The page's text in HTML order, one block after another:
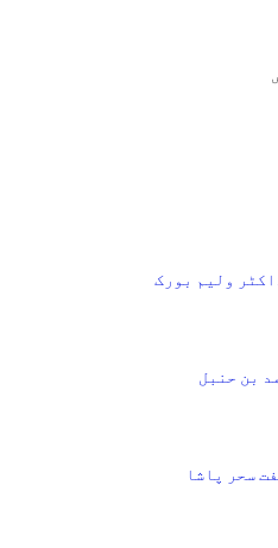
ولیم بورک
بن حنبل
سحر پاشا